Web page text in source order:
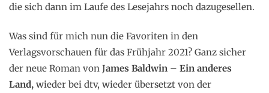
die sich dann im Laufe des Lesejahrs noch dazugesellen.
Was sind für mich nun die Favoriten in den
Verlagsvorschauen für das Frühjahr 2021? Ganz sicher
der neue Roman von James Baldwin – Ein anderes
Land, wieder bei dtv, wieder übersetzt von der